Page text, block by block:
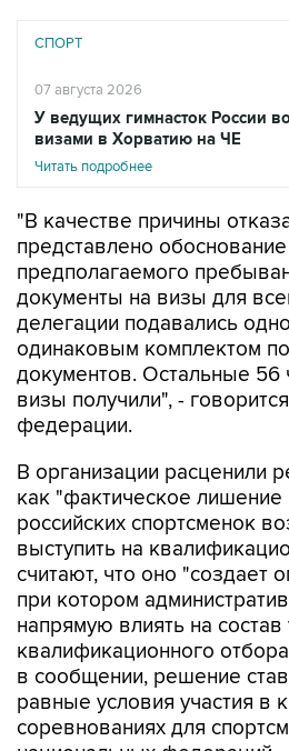
СПОРТ
У ведущих гимнасток России
визами в Хорватию на ЧЕ
Читать подробнее
"В качестве причины
представлено
предполагаемого
документы на визы для
делегации подавались
одинаковым комплектом
документов. Остальные 56
визы получили", -
федерации.
В организации расценили
как "фактическое
российских спортсменок
выступить на
считают, что оно "создает
при котором
напрямую влиять на состав